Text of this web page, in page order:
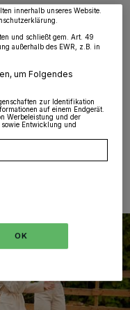
Dieter
Pietro Lombardi bei
Performances
innerhalb unseres Website.
und schließt gem. Art. 49
außerhalb des EWR, z.B. in
um Folgendes
zur Identifikation
auf einem Endgerät.
Werbeleistung und der
Entwicklung und
OK